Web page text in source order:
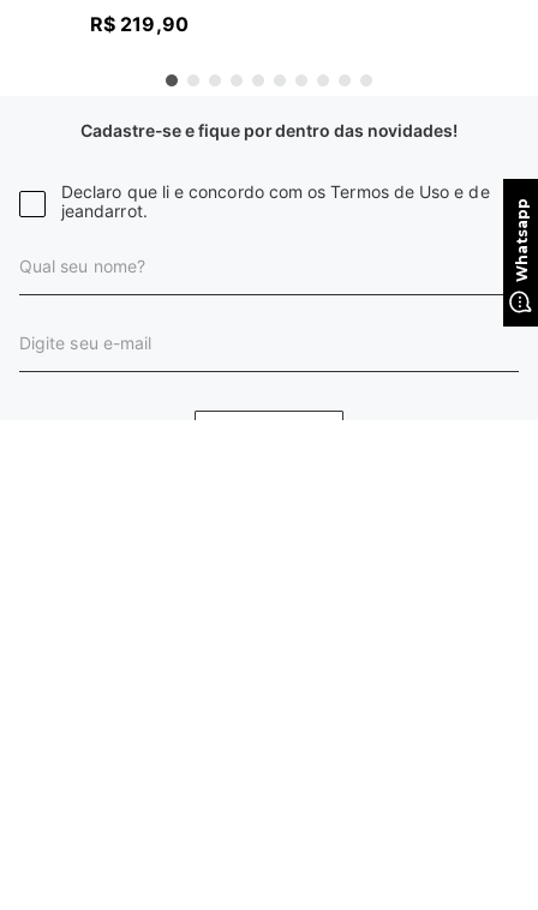
R$ 219,90
Cadastre-se e fique por dentro das novidades!
Declaro que li e concordo com os Termos de Uso e de
jeandarrot.